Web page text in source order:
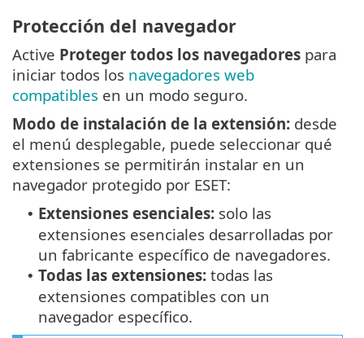
Protección del navegador
Active Proteger todos los navegadores para
iniciar todos los navegadores web
compatibles en un modo seguro.
Modo de instalación de la extensión: desde
el menú desplegable, puede seleccionar qué
extensiones se permitirán instalar en un
navegador protegido por ESET:
• Extensiones esenciales: solo las
extensiones esenciales desarrolladas por
un fabricante específico de navegadores.
• Todas las extensiones: todas las
extensiones compatibles con un
navegador específico.